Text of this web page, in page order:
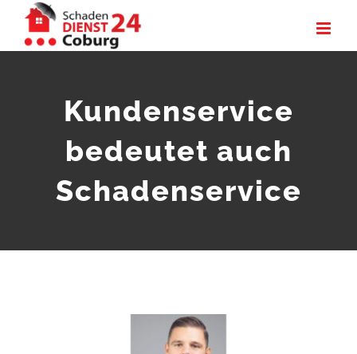
Inhalt
Kundenservice
bedeutet auch
Schadenservice